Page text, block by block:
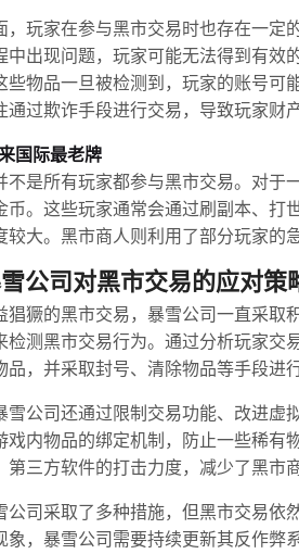
，玩家在参与黑市交易时也存在一定
中出现问题，玩家可能无法得到有效
些物品一旦被检测到，玩家的账号可
通过欺诈手段进行交易，导致玩家财产
国际最老牌
不是所有玩家都参与黑市交易。对于
币。这些玩家通常会通过刷副本、打
较大。黑市商人则利用了部分玩家的
公司对黑市交易的应对策
猖獗的黑市交易，暴雪公司一直采取
检测黑市交易行为。通过分析玩家交
品，并采取封号、清除物品等手段进行
雪公司还通过限制交易功能、改进虚
戏内物品的绑定机制，防止一些稀有
第三方软件的打击力度，减少了黑市
公司采取了多种措施，但黑市交易依
象，暴雪公司需要持续更新其反作弊